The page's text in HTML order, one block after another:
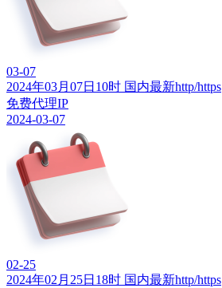
03-07
2024年03月07日10时 国内最新http/https
免费代理IP
2024-03-07
02-25
2024年02月25日18时 国内最新http/https